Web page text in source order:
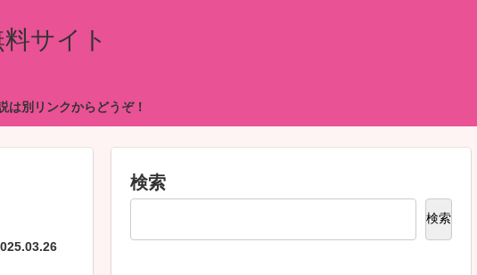
サイト
は別リンクからどうぞ！
検索
検索